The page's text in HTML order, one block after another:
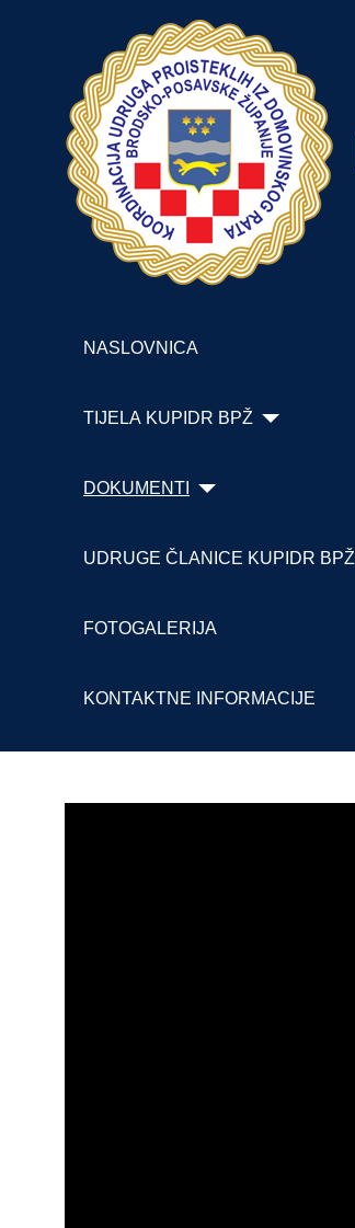
NASLOVNICA
TIJELA KUPIDR BPŽ
DOKUMENTI
UDRUGE ČLANICE KUPIDR BPŽ
FOTOGALERIJA
KONTAKTNE INFORMACIJE